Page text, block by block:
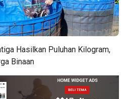
Hasilkan Puluhan Kilogram,
Binaan